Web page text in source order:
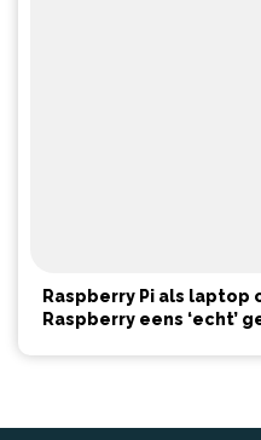
Raspberry Pi als laptop
Raspberry eens ‘echt’